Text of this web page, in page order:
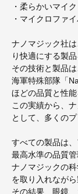
・柔らかいマイ
・マイクロファ
ナノマジック社
り快適にする製
その技術と製品
海軍特殊部隊「
ほどの品質と性能
この実績から、
として、多くの
すべての製品は
最高水準の品質
ナノマジックの
を取り入れなが
その結果、眼鏡